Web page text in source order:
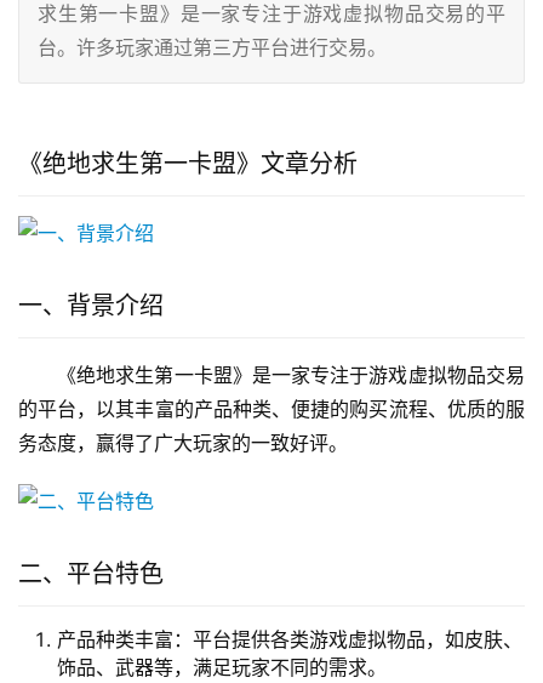
求生第一卡盟》是一家专注于游戏虚拟物品交易的平
台。许多玩家通过第三方平台进行交易。
《绝地求生第一卡盟》文章分析
一、背景介绍
《绝地求生第一卡盟》是一家专注于游戏虚拟物品交易
的平台，以其丰富的产品种类、便捷的购买流程、优质的服
务态度，赢得了广大玩家的一致好评。
二、平台特色
产品种类丰富：平台提供各类游戏虚拟物品，如皮肤、
饰品、武器等，满足玩家不同的需求。